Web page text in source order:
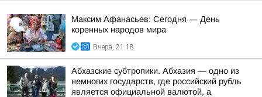
Максим Афанасьев: Сегодня — День
коренных народов мира
Вчера, 21:18
Абхазские субтропики. Абхазия — одно из
немногих государств, где российский рубль
является официальной валютой, а